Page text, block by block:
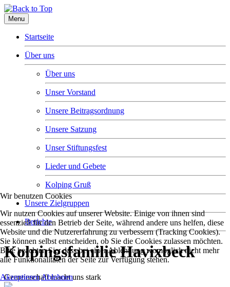
Menu
Startseite
Über uns
Über uns
Unser Vorstand
Unsere Beitragsordnung
Unsere Satzung
Unser Stiftungsfest
Lieder und Gebete
Kolping Gruß
Unsere Zielgruppen
Berichte
Kolpingsfamilie Havixbeck
Gemeinschaft macht uns stark
Wir benutzen Cookies
Wir nutzen Cookies auf unserer Website. Einige von ihnen sind
essenziell für den Betrieb der Seite, während andere uns helfen, diese
Website und die Nutzererfahrung zu verbessern (Tracking Cookies).
Sie können selbst entscheiden, ob Sie die Cookies zulassen möchten.
Bitte beachten Sie, dass bei einer Ablehnung womöglich nicht mehr
alle Funktionalitäten der Seite zur Verfügung stehen.
AkzeptierenAblehnen